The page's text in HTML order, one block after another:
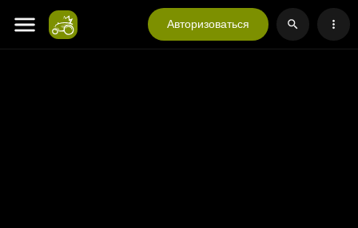
Авторизоваться